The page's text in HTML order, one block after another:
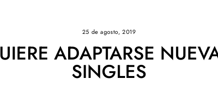
25 de agosto, 2019
ADAPTARSE
SINGLES